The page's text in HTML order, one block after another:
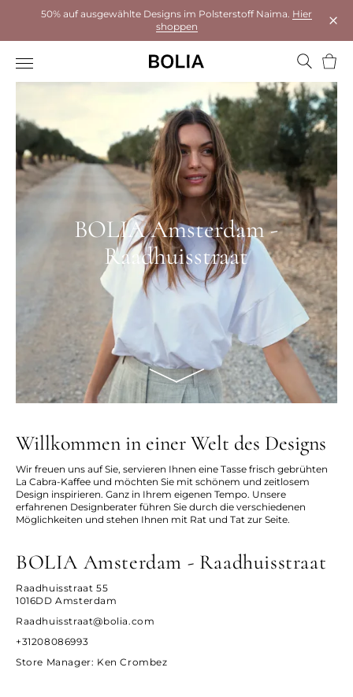
50% auf ausgewählte Designs im Polsterstoff Naima. Hier
shoppen
BOLIA Amsterdam -
Raadhuisstraat
Willkommen in einer Welt des Designs
Wir freuen uns auf Sie, servieren Ihnen eine Tasse frisch gebrühten
La Cabra-Kaffee und möchten Sie mit schönem und zeitlosem
Design inspirieren. Ganz in Ihrem eigenen Tempo. Unsere
erfahrenen Designberater führen Sie durch die verschiedenen
Möglichkeiten und stehen Ihnen mit Rat und Tat zur Seite.
BOLIA Amsterdam - Raadhuisstraat
Raadhuisstraat 55
1016DD Amsterdam
Raadhuisstraat@bolia.com
+31208086993
Store Manager: Ken Crombez